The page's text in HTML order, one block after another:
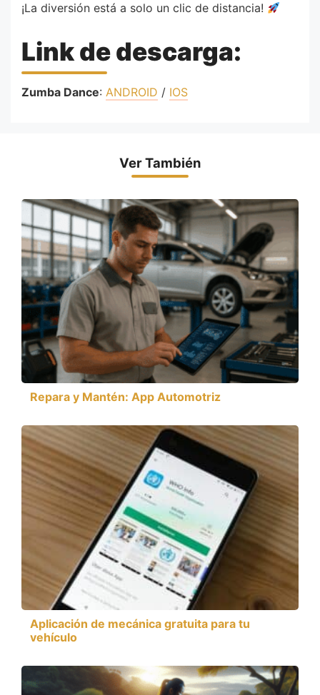
¡La diversión está a solo un clic de distancia!
Link de descarga:
Zumba Dance: ANDROID / IOS
Ver También
Repara y Mantén: App Automotriz
Aplicación de mecánica gratuita para tu
vehículo